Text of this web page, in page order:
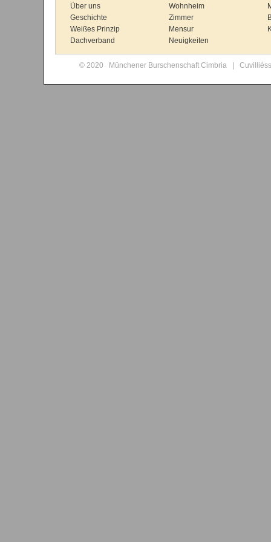
Über uns
Geschichte
Weißes Prinzip
Dachverband
Wohnheim
Zimmer
Mensur
Neuigkeiten
© 2020 Münchener Burschenschaft Cimbria |